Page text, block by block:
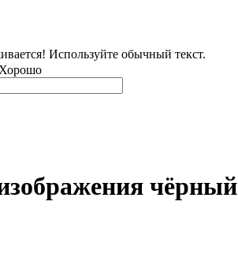
Используйте обычный текст.
чёрный